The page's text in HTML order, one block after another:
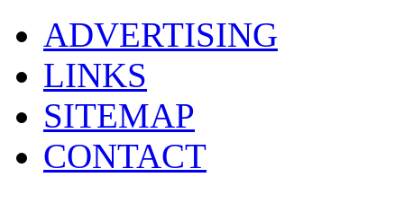
ADVERTISING
LINKS
SITEMAP
CONTACT